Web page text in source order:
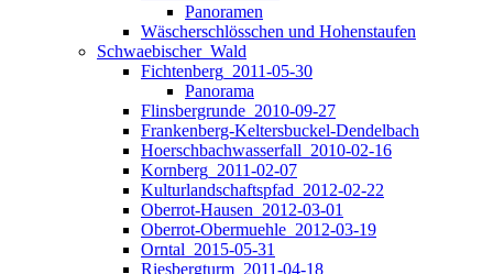
Panoramen
Wäscherschlösschen und Hohenstaufen
Schwaebischer_Wald
Fichtenberg_2011-05-30
Panorama
Flinsbergrunde_2010-09-27
Frankenberg-Keltersbuckel-Dendelbach
Hoerschbachwasserfall_2010-02-16
Kornberg_2011-02-07
Kulturlandschaftspfad_2012-02-22
Oberrot-Hausen_2012-03-01
Oberrot-Obermuehle_2012-03-19
Orntal_2015-05-31
Riesbergturm_2011-04-18